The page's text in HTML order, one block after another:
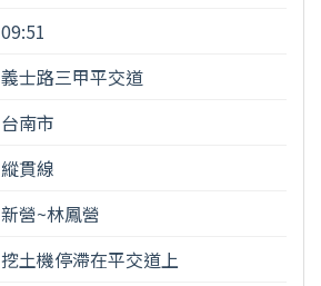
09:51
義士路三甲平交道
台南市
縱貫線
新營~林鳳營
挖土機停滯在平交道上